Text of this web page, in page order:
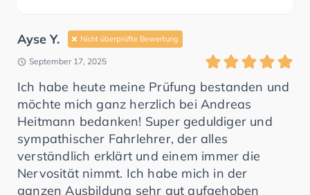
Ayse Y. Nicht überprüfte Bewertung
September 17, 2025
Ich habe heute meine Prüfung bestanden und
möchte mich ganz herzlich bei Andreas
Heitmann bedanken! Super geduldiger und
sympathischer Fahrlehrer, der alles
verständlich erklärt und einem immer die
Nervosität nimmt. Ich habe mich in der
ganzen Ausbildung sehr gut aufgehoben